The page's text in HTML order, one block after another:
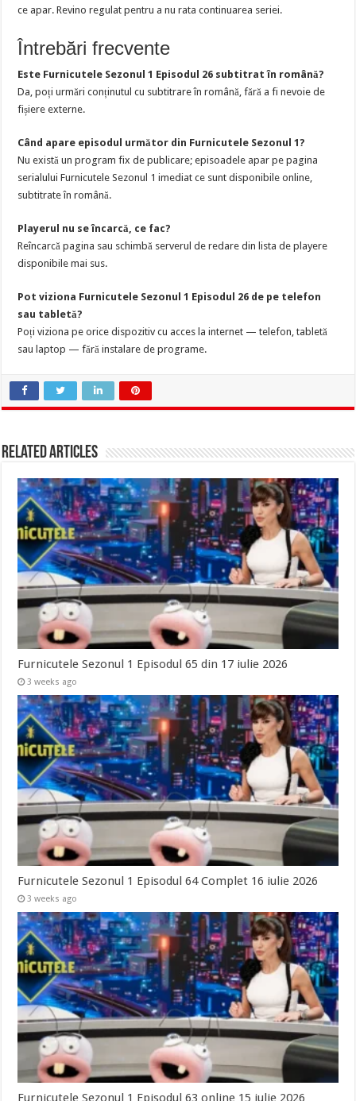
ce apar. Revino regulat pentru a nu rata continuarea seriei.
Întrebări frecvente
Este Furnicutele Sezonul 1 Episodul 26 subtitrat în română?
Da, poți urmări conținutul cu subtitrare în română, fără a fi nevoie de
fișiere externe.
Când apare episodul următor din Furnicutele Sezonul 1?
Nu există un program fix de publicare; episoadele apar pe pagina
serialului Furnicutele Sezonul 1 imediat ce sunt disponibile online,
subtitrate în română.
Playerul nu se încarcă, ce fac?
Reîncarcă pagina sau schimbă serverul de redare din lista de playere
disponibile mai sus.
Pot viziona Furnicutele Sezonul 1 Episodul 26 de pe telefon
sau tabletă?
Poți viziona pe orice dispozitiv cu acces la internet — telefon, tabletă
sau laptop — fără instalare de programe.
Related Articles
Furnicutele Sezonul 1 Episodul 65 din 17 iulie 2026
3 weeks ago
Furnicutele Sezonul 1 Episodul 64 Complet 16 iulie 2026
3 weeks ago
Furnicutele Sezonul 1 Episodul 63 online 15 iulie 2026